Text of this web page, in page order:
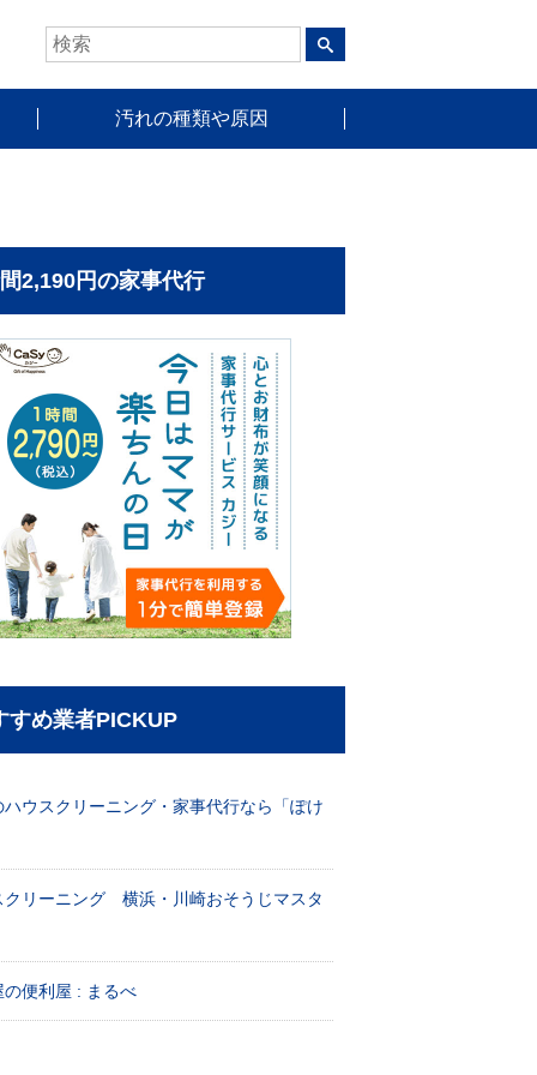
汚れの種類や原因
2,190円の家事代行
すめ業者PICKUP
ハウスクリーニング・家事代行なら「ぽけ
クリーニング 横浜・川崎おそうじマスタ
の便利屋 : まるべ